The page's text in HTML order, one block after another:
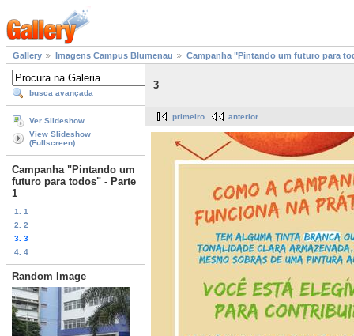
Gallery Imagens Campus Blumenau Campanha "Pintando um futuro para
busca avançada
Ver Slideshow
View Slideshow
(Fullscreen)
Campanha "Pintando um
futuro para todos" - Parte
1
1. 1
2. 2
3. 3
4. 4
Random Image
3
primeiro anterior